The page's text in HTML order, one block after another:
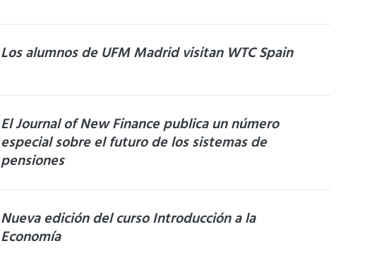
Los alumnos de UFM Madrid visitan WTC Spain
El Journal of New Finance publica un número
especial sobre el futuro de los sistemas de
pensiones
Nueva edición del curso Introducción a la
Economía